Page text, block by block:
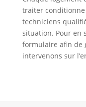
traiter conditionne
techniciens
situation. Pour en
formulaire afin de
intervenons sur